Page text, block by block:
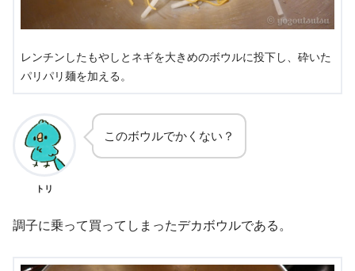
レンチンしたもやしとネギを大きめのボウルに投下し、砕いた
パリパリ麺を加える。
トリ
このボウルでかくない？
調子に乗って買ってしまったデカボウルである。